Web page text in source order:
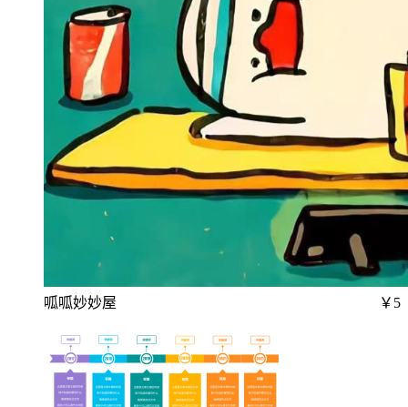
呱呱妙妙屋 ￥5